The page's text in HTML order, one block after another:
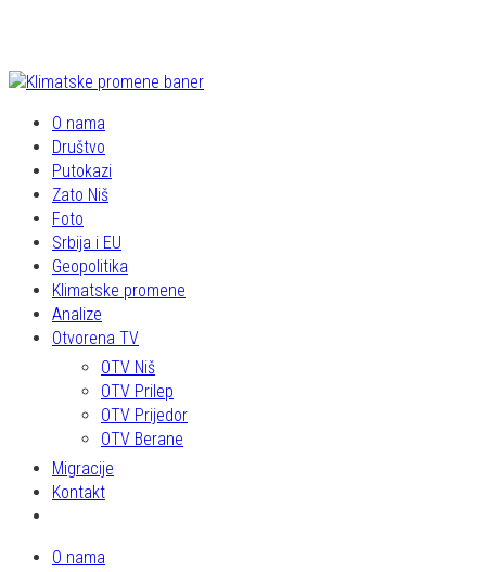
O nama
Društvo
Putokazi
Zato Niš
Foto
Srbija i EU
Geopolitika
Klimatske promene
Analize
Otvorena TV
OTV Niš
OTV Prilep
OTV Prijedor
OTV Berane
Migracije
Kontakt
O nama